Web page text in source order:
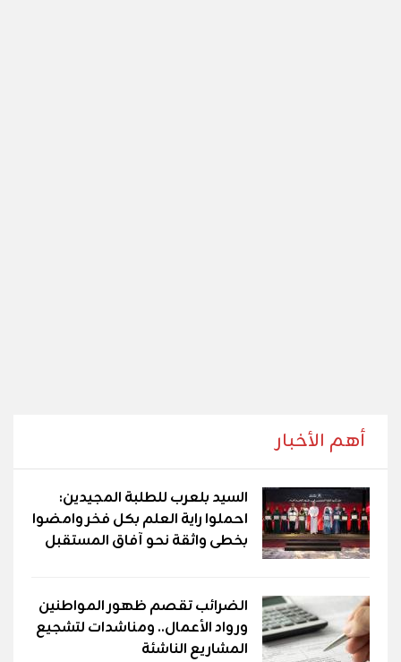
أهم الأخبار
السيد بلعرب للطلبة المجيدين:
احملوا راية العلم بكل فخر وامضوا
بخطى واثقة نحو آفاق المستقبل
الضرائب تقصم ظهور المواطنين
ورواد الأعمال.. ومناشدات لتشجيع
المشاريع الناشئة